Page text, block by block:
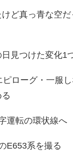
ど真っ青な空だ
見つけた変化1
ローグ・一服
運転の環状線へ
E653系を撮る